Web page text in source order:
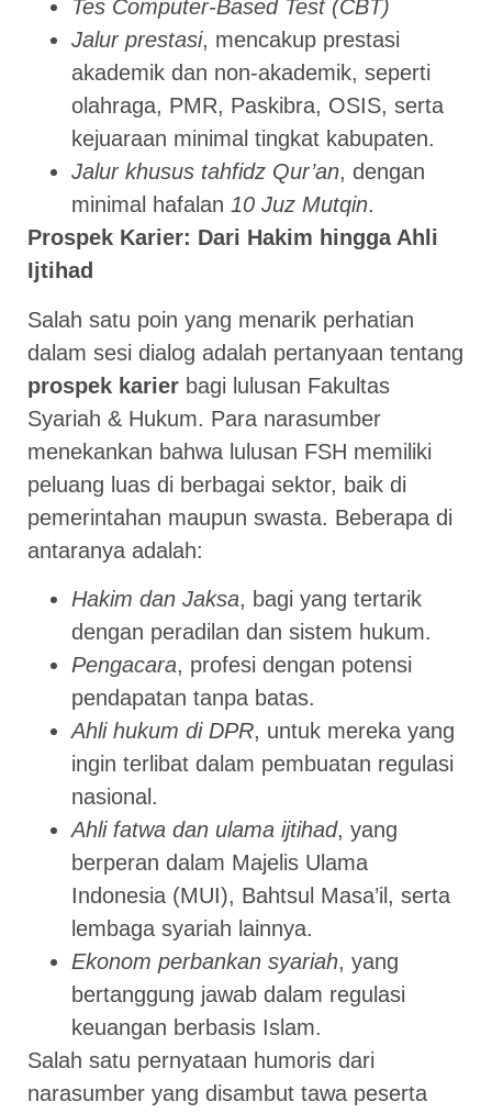
Tes Computer-Based Test (CBT)
Jalur prestasi, mencakup prestasi
akademik dan non-akademik, seperti
olahraga, PMR, Paskibra, OSIS, serta
kejuaraan minimal tingkat kabupaten.
Jalur khusus tahfidz Qur’an, dengan
minimal hafalan 10 Juz Mutqin.
Prospek Karier: Dari Hakim hingga Ahli
Ijtihad
Salah satu poin yang menarik perhatian
dalam sesi dialog adalah pertanyaan tentang
prospek karier bagi lulusan Fakultas
Syariah & Hukum. Para narasumber
menekankan bahwa lulusan FSH memiliki
peluang luas di berbagai sektor, baik di
pemerintahan maupun swasta. Beberapa di
antaranya adalah:
Hakim dan Jaksa, bagi yang tertarik
dengan peradilan dan sistem hukum.
Pengacara, profesi dengan potensi
pendapatan tanpa batas.
Ahli hukum di DPR, untuk mereka yang
ingin terlibat dalam pembuatan regulasi
nasional.
Ahli fatwa dan ulama ijtihad, yang
berperan dalam Majelis Ulama
Indonesia (MUI), Bahtsul Masa’il, serta
lembaga syariah lainnya.
Ekonom perbankan syariah, yang
bertanggung jawab dalam regulasi
keuangan berbasis Islam.
Salah satu pernyataan humoris dari
narasumber yang disambut tawa peserta